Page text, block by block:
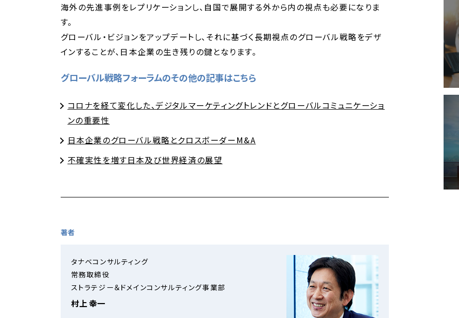
海外の先進事例をレプリケーションし、自国で展開する外から内の視点も必要になりま
す。
グローバル・ビジョンをアップデートし、それに基づく長期視点のグローバル戦略をデザ
インすることが、日本企業の生き残りの鍵となります。
グローバル戦略フォーラムのその他の記事はこちら
コロナを経て変化した、デジタルマーケティングトレンドとグローバルコミュニケーショ
ンの重要性
日本企業のグローバル戦略とクロスボーダーM&A
不確実性を増す日本及び世界経済の展望
著者
タナベコンサルティング
常務取締役
ストラテジー＆ドメインコンサルティング事業部
村上 幸一